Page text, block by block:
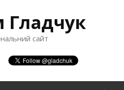
Гладчук
сайт